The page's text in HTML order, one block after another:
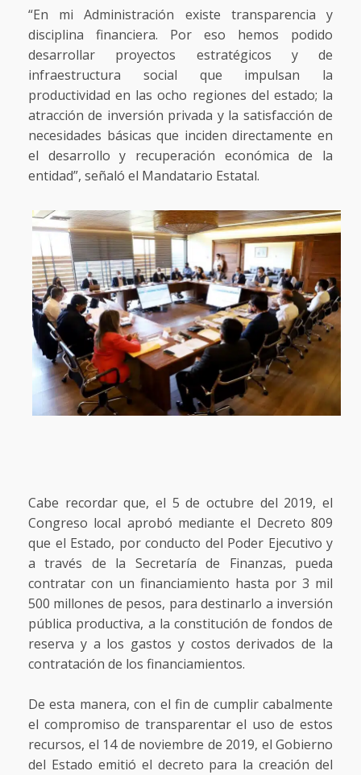
“En mi Administración existe transparencia y
disciplina financiera. Por eso hemos podido
desarrollar proyectos estratégicos y de
infraestructura social que impulsan la
productividad en las ocho regiones del estado; la
atracción de inversión privada y la satisfacción de
necesidades básicas que inciden directamente en
el desarrollo y recuperación económica de la
entidad”, señaló el Mandatario Estatal.
Cabe recordar que, el 5 de octubre del 2019, el
Congreso local aprobó mediante el Decreto 809
que el Estado, por conducto del Poder Ejecutivo y
a través de la Secretaría de Finanzas, pueda
contratar con un financiamiento hasta por 3 mil
500 millones de pesos, para destinarlo a inversión
pública productiva, a la constitución de fondos de
reserva y a los gastos y costos derivados de la
contratación de los financiamientos.
De esta manera, con el fin de cumplir cabalmente
el compromiso de transparentar el uso de estos
recursos, el 14 de noviembre de 2019, el Gobierno
del Estado emitió el decreto para la creación del